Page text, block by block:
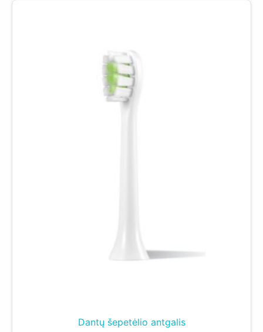
Dantų šepetėlio antgalis